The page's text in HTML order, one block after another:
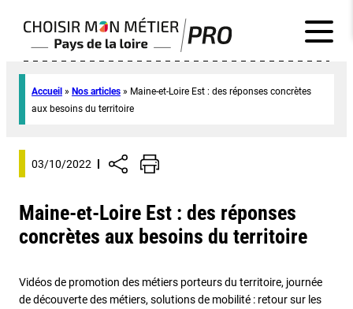
Accueil » Nos articles » Maine-et-Loire Est : des réponses concrètes
aux besoins du territoire
03/10/2022
Maine-et-Loire Est : des réponses
concrètes aux besoins du territoire
Vidéos de promotion des métiers porteurs du territoire, journée
de découverte des métiers, solutions de mobilité : retour sur les